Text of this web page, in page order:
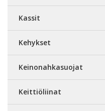
Kassit
Kehykset
Keinonahkasuojat
Keittiöliinat